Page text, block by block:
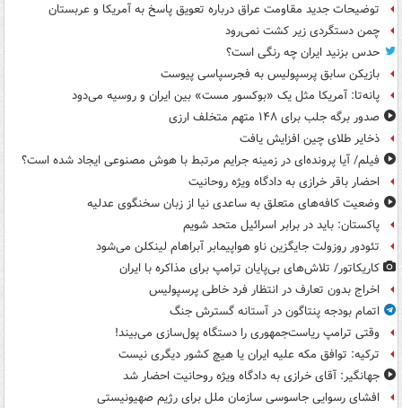
توضیحات جدید مقاومت عراق درباره تعویق پاسخ به آمریکا و عربستان
چمن دستگردی زیر کشت نمی‌رود
حدس بزنید ایران چه رنگی است؟
بازیکن سابق پرسپولیس به فجرسپاسی پیوست
پانه‌تا: آمریکا مثل یک «بوکسور مست» بین ایران و روسیه می‌دود
صدور برگه جلب برای ۱۴۸ متهم متخلف ارزی
ذخایر طلای چین افزایش یافت
فیلم/ آیا پرونده‌ای در زمینه جرایم مرتبط با هوش مصنوعی ایجاد شده است؟
احضار باقر خرازی به دادگاه ویژه روحانیت
وضعیت کافه‌های متعلق به ساعدی نیا از زبان سخنگوی عدلیه
پاکستان: باید در برابر اسرائیل متحد شویم
تئودور روزولت جایگزین ناو هواپیمابر آبراهام لینکلن می‌شود
کاریکاتور/ تلاش‌های بی‌پایان ترامپ برای مذاکره با ایران
اخراج بدون تعارف در انتظار فرد خاطی پرسپولیس
اتمام بودجه پنتاگون در آستانه گسترش جنگ
وقتی ترامپ ریاست‌جمهوری را دستگاه پول‌سازی می‌بیند!
ترکیه: توافق مکه علیه ایران یا هیچ کشور دیگری نیست
جهانگیر: آقای خرازی به دادگاه ویژه روحانیت احضار شد
افشای رسوایی جاسوسی سازمان ملل برای رژیم صهیونیستی